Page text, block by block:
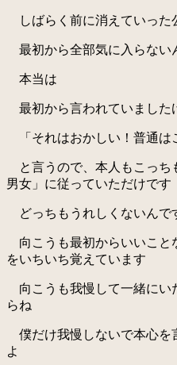
しばらく前に消えていった
最初から全部気に入らない
本当は
最初から言われていました
「それはおかしい！普通は
と言うので、本人もこっち
男女」に従っていただけです
どっちもうれしくないんで
向こうも最初からいいこと
をいちいち覚えています
向こうも我慢して一緒にい
らね
僕だけ我慢しないで本心を
よ